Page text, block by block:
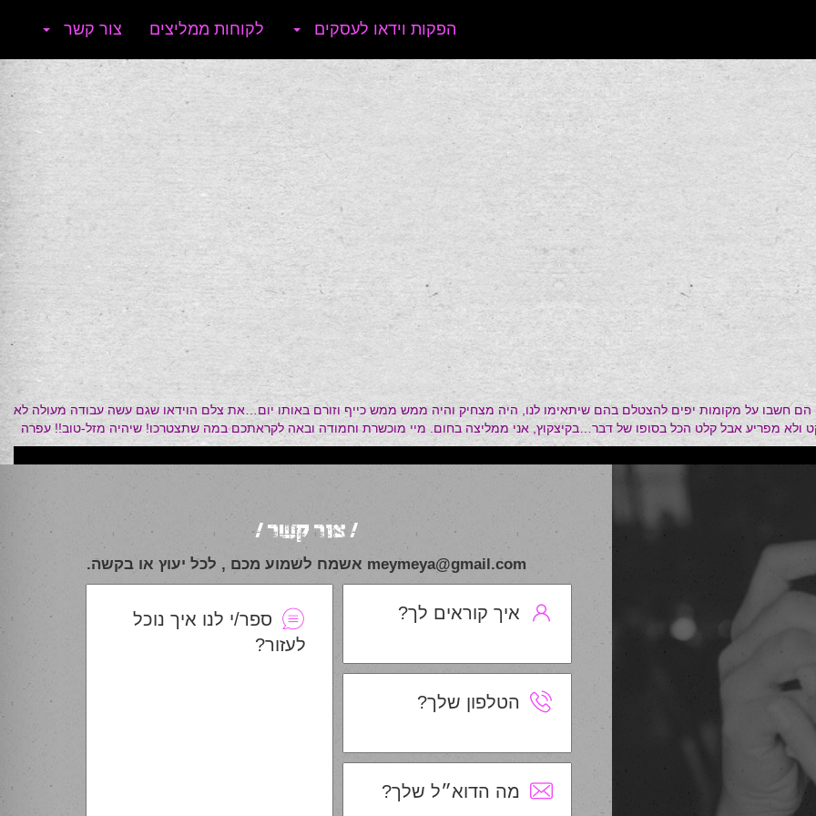
הפקות וידאו לעסקים לקוחות ממליצים צור קשר
חשבו על מקומות יפים להצטלם בהם שיתאימו לנו, היה מצחיק והיה ממש ממש כייף וזורם באותו יום…את צלם הוידאו שגם עשה עבודה מעולה לא
ולא מפריע אבל קלט הכל בסופו של דבר…בקיצקוץ, אני ממליצה בחום. מיי מוכשרת וחמודה ובאה לקראתכם במה שתצטרכו! שיהיה מזל-טוב!! עפרה
/ צור קשר /
meymeya@gmail.com אשמח לשמוע מכם , לכל יעוץ או בקשה.
איך קוראים לך?
הטלפון שלך?
מה הדוא״ל שלך?
ספר/י לנו איך נוכל
לעזור?